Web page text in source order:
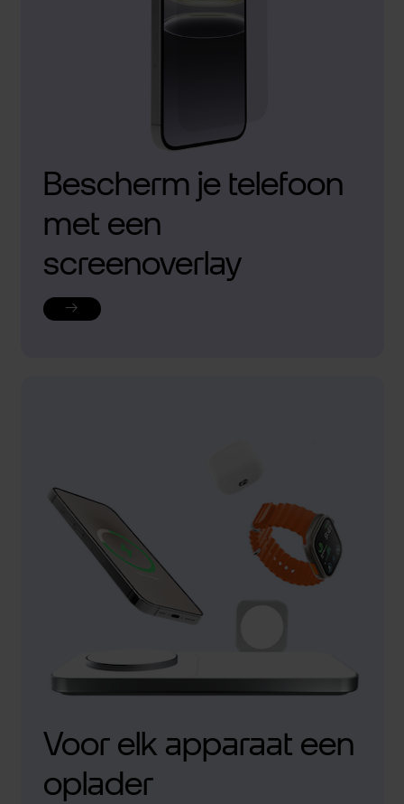
Bescherm je telefoon
met een
screenoverlay
Voor elk apparaat een
oplader